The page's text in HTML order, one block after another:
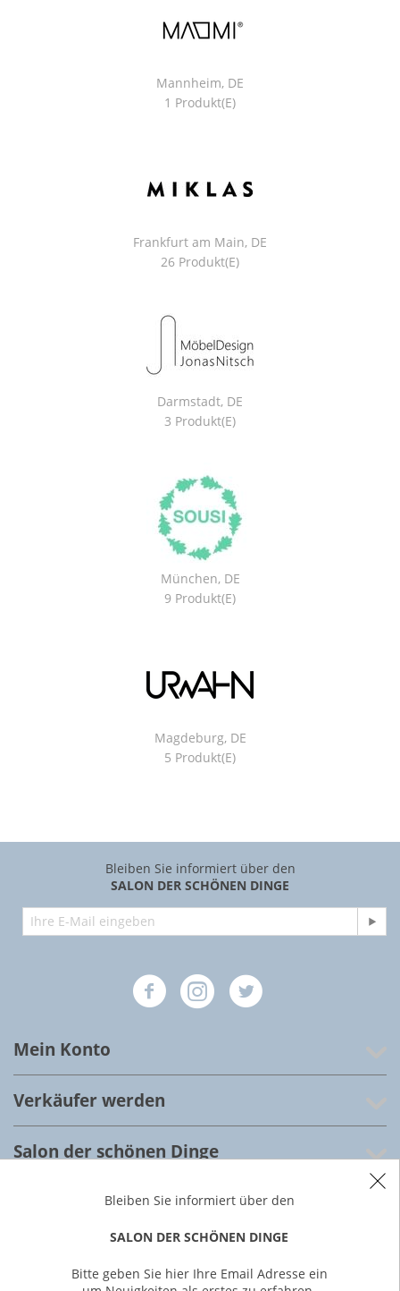
Mannheim, DE
1 Produkt(e)
Frankfurt am Main, DE
26 Produkt(e)
Darmstadt, DE
3 Produkt(e)
München, DE
9 Produkt(e)
Magdeburg, DE
5 Produkt(e)
Bleiben Sie informiert über den
SALON DER SCHÖNEN DINGE
Mein Konto
Verkäufer werden
Salon der schönen Dinge
KundenserviceBleiben Sie informiert über den
SALON DER SCHÖNEN DINGE
Bitte geben Sie hier Ihre Email Adresse ein